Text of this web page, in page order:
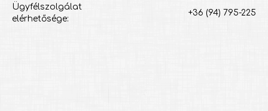
Ügyfélszolgálat
elérhetősége:
+36 (94) 795-225